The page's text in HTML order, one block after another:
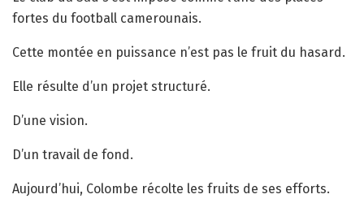
fortes du football camerounais.
Cette montée en puissance n’est pas le fruit du hasard.
Elle résulte d’un projet structuré.
D’une vision.
D’un travail de fond.
Aujourd’hui, Colombe récolte les fruits de ses efforts.